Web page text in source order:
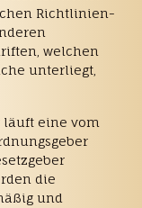
Richtlinien-
welchen
unterliegt,
läuft eine vom
die
und